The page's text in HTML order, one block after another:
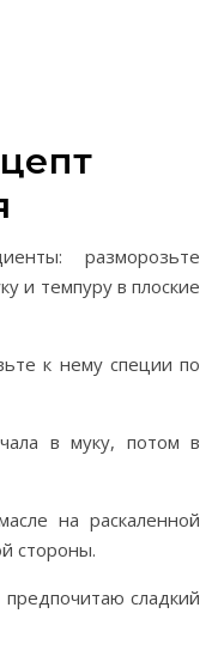
и темпуру в плоские
к нему специи по
в муку, потом в
на раскаленной
стороны.
сладкий